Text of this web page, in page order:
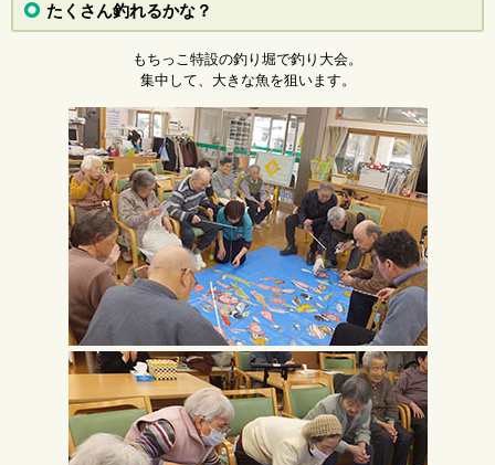
たくさん釣れるかな？
もちっこ特設の釣り堀で釣り大会。
集中して、大きな魚を狙います。